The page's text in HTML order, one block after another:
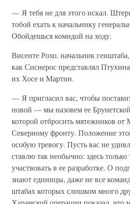
— Я тебя не для этого искал.
тобой ехать к начальнику
Обойдешься комидой на ходу.
Висенте Рохо, начальник
как Сиснерос представлял
их Хосе и Мартин.
— Я пригласил вас, чтобы
новой — мы назовем ее
которой отбросить мятежников
Северному фронту. Положение
особую тревогу. Пусть вас не
ставлю так необычно: здесь только
участвовать в ее разработке. О
знают единицы, даже не все
штабах которых слишком много